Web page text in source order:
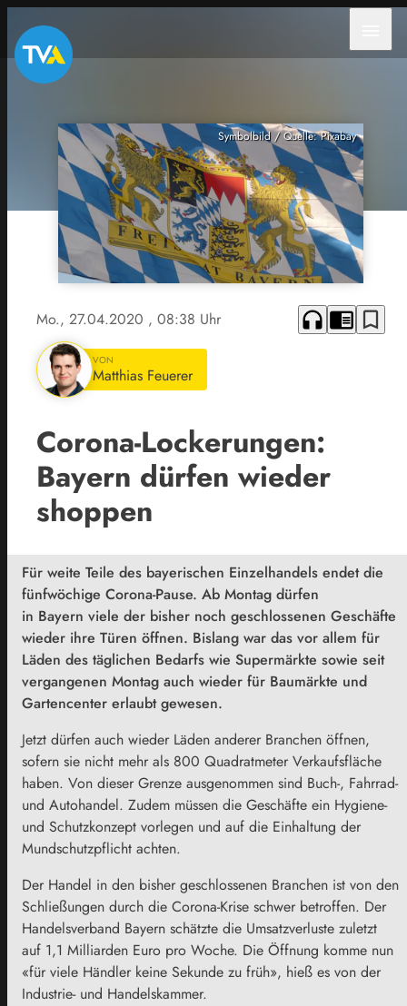
Symbolbild / Quelle: Pixabay
Mo., 27.04.2020 , 08:38 Uhr headphones chrome_reader_mode bookmark_border
VON
Matthias Feuerer
Corona-Lockerungen:
Bayern dürfen wieder
shoppen
Für weite Teile des bayerischen Einzelhandels endet die
fünfwöchige Corona-Pause. Ab Montag dürfen
in Bayern viele der bisher noch geschlossenen Geschäfte
wieder ihre Türen öffnen. Bislang war das vor allem für
Läden des täglichen Bedarfs wie Supermärkte sowie seit
vergangenen Montag auch wieder für Baumärkte und
Gartencenter erlaubt gewesen.
Jetzt dürfen auch wieder Läden anderer Branchen öffnen,
sofern sie nicht mehr als 800 Quadratmeter Verkaufsfläche
haben. Von dieser Grenze ausgenommen sind Buch-, Fahrrad-
und Autohandel. Zudem müssen die Geschäfte ein Hygiene-
und Schutzkonzept vorlegen und auf die Einhaltung der
Mundschutzpflicht achten.
Der Handel in den bisher geschlossenen Branchen ist von den
Schließungen durch die Corona-Krise schwer betroffen. Der
Handelsverband Bayern schätzte die Umsatzverluste zuletzt
auf 1,1 Milliarden Euro pro Woche. Die Öffnung komme nun
«für viele Händler keine Sekunde zu früh», hieß es von der
Industrie- und Handelskammer.